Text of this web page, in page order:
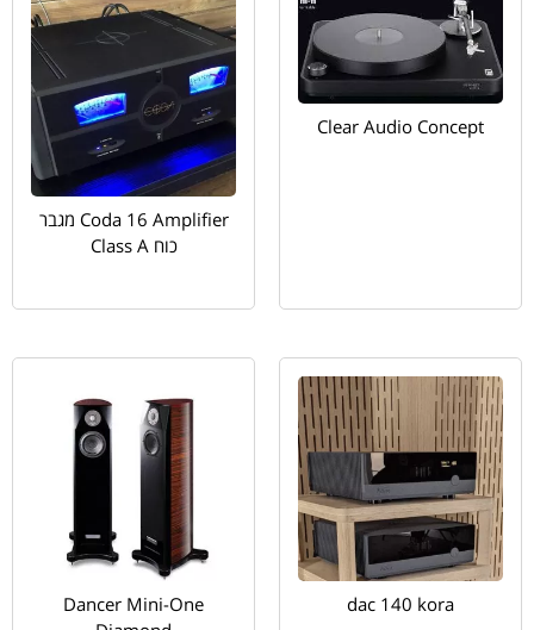
Clear Audio Concept
Coda 16 Amplifier מגבר
כוח Class A
dac 140 kora
Dancer Mini-One